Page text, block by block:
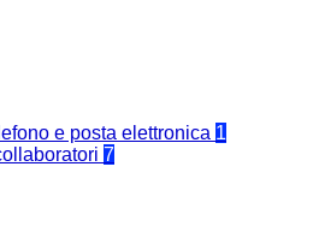
e posta elettronica 1
7